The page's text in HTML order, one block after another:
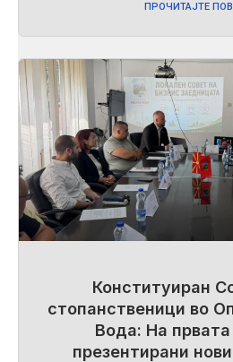
ПРОЧИТАЈТЕ
Конституиран
стопанственици во
Вода: На
презентирани